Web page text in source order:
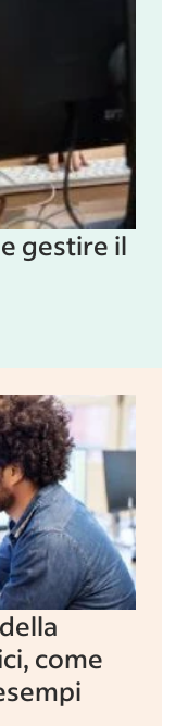
gestire il
come